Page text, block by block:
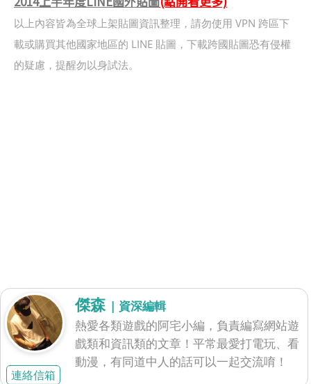
以上內容皆為全球上架貼圖資訊整理，請勿使用 VPN 跨區下
載或購買其他國家地區的 LINE 貼圖，下載跨國貼圖恐有侵權
的疑慮，提醒勿以身試法。
連絡信箱
傑森 | 資深編輯
熱愛各類遊戲的阿宅小編，負責編寫網站遊
戲類和資訊類的文章！平常最愛打電玩、看
動漫，有同道中人的話可以一起交流唷！